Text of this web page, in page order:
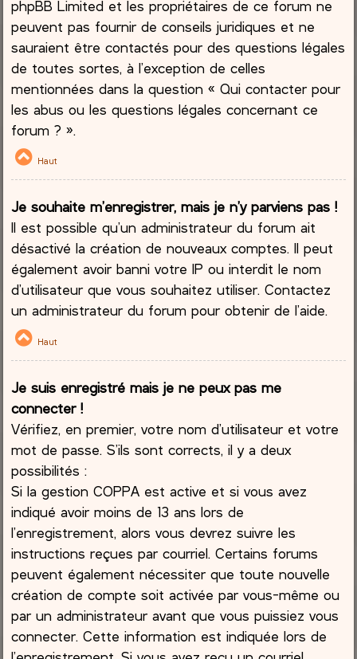
phpBB Limited et les propriétaires de ce forum ne
peuvent pas fournir de conseils juridiques et ne
sauraient être contactés pour des questions légales
de toutes sortes, à l’exception de celles
mentionnées dans la question « Qui contacter pour
les abus ou les questions légales concernant ce
forum ? ».
Haut
Je souhaite m’enregistrer, mais je n’y parviens pas !
Il est possible qu’un administrateur du forum ait
désactivé la création de nouveaux comptes. Il peut
également avoir banni votre IP ou interdit le nom
d’utilisateur que vous souhaitez utiliser. Contactez
un administrateur du forum pour obtenir de l’aide.
Haut
Je suis enregistré mais je ne peux pas me
connecter !
Vérifiez, en premier, votre nom d’utilisateur et votre
mot de passe. S’ils sont corrects, il y a deux
possibilités :
Si la gestion COPPA est active et si vous avez
indiqué avoir moins de 13 ans lors de
l’enregistrement, alors vous devrez suivre les
instructions reçues par courriel. Certains forums
peuvent également nécessiter que toute nouvelle
création de compte soit activée par vous-même ou
par un administrateur avant que vous puissiez vous
connecter. Cette information est indiquée lors de